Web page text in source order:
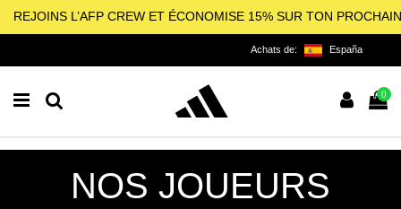
REJOINS L’AFP CREW ET ÉCONOMISE 15% SUR TON
Achats de: España
0
NOS JOUEURS